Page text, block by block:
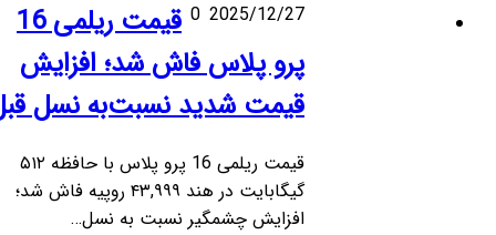
2025/12/27
0
قیمت ریلمی 16
پرو پلاس فاش شد؛ افزایش
قیمت شدید نسبت‌به نسل قبل
قیمت ریلمی 16 پرو پلاس با حافظه ۵۱۲
گیگابایت در هند ۴۳,۹۹۹ روپیه فاش شد؛
افزایش چشمگیر نسبت به نسل…